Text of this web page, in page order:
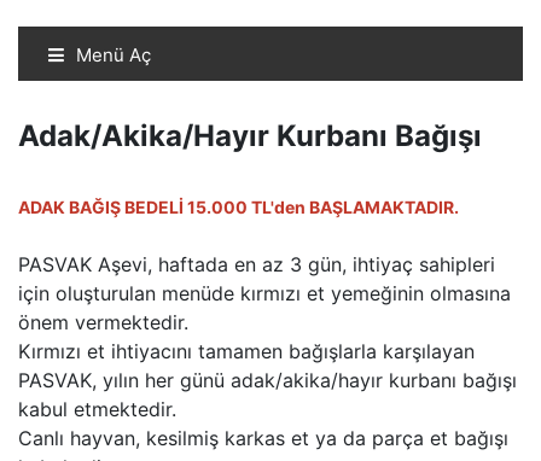
Menü Aç
Adak/Akika/Hayır Kurbanı Bağışı
ADAK BAĞIŞ BEDELİ 15.000 TL'den BAŞLAMAKTADIR.
PASVAK Aşevi, haftada en az 3 gün, ihtiyaç sahipleri
için oluşturulan menüde kırmızı et yemeğinin olmasına
önem vermektedir.
Kırmızı et ihtiyacını tamamen bağışlarla karşılayan
PASVAK, yılın her günü adak/akika/hayır kurbanı bağışı
kabul etmektedir.
Canlı hayvan, kesilmiş karkas et ya da parça et bağışı